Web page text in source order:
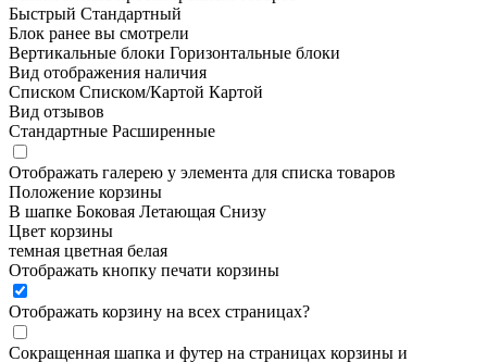
Быстрый Стандартный
Блок ранее вы смотрели
Вертикальные блоки Горизонтальные блоки
Вид отображения наличия
Списком Списком/Картой Картой
Вид отзывов
Стандартные Расширенные
Отображать галерею у элемента для списка товаров
Положение корзины
В шапке Боковая Летающая Снизу
Цвет корзины
темная цветная белая
Отображать кнопку печати корзины
Отображать корзину на всех страницах?
Сокращенная шапка и футер на страницах корзины и